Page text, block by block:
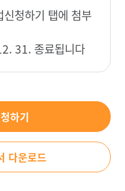
청하기 탭에 첨부
31. 종료됩니다
다운로드
하기